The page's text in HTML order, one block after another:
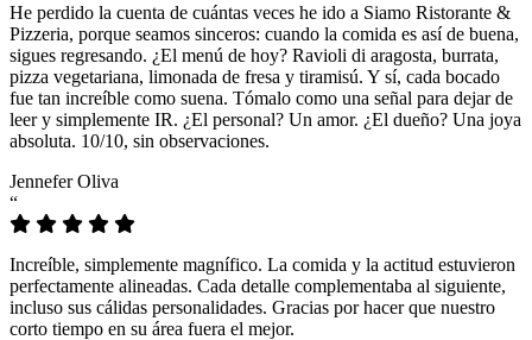
He perdido la cuenta de cuántas veces he ido a Siamo Ristorante &
Pizzeria, porque seamos sinceros: cuando la comida es así de buena,
sigues regresando. ¿El menú de hoy? Ravioli di aragosta, burrata,
pizza vegetariana, limonada de fresa y tiramisú. Y sí, cada bocado
fue tan increíble como suena. Tómalo como una señal para dejar de
leer y simplemente IR. ¿El personal? Un amor. ¿El dueño? Una joya
absoluta. 10/10, sin observaciones.
Jennefer Oliva
“
Increíble, simplemente magnífico. La comida y la actitud estuvieron
perfectamente alineadas. Cada detalle complementaba al siguiente,
incluso sus cálidas personalidades. Gracias por hacer que nuestro
corto tiempo en su área fuera el mejor.